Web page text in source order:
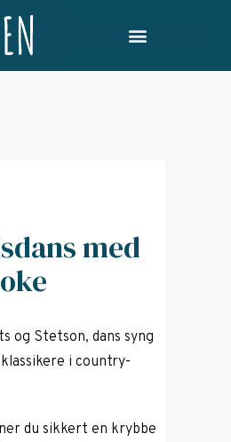
med
og Stetson, dans syng
i country-
du sikkert en krybbe